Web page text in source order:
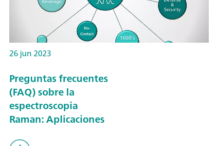
26 jun 2023
Preguntas frecuentes
(FAQ) sobre la
espectroscopia
Raman: Aplicaciones